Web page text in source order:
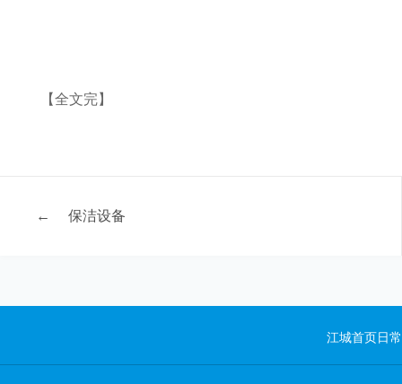
【全文完】
← 保洁设备
江城首页日